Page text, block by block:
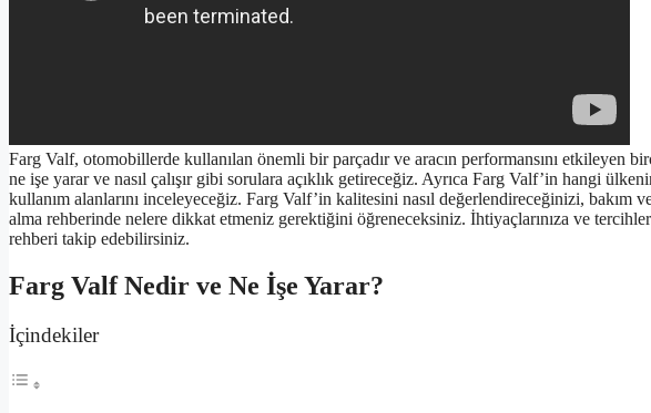
Farg Valf, otomobillerde kullanılan önemli bir parçadır ve aracın performansını etkileyen
ne işe yarar ve nasıl çalışır gibi sorulara açıklık getireceğiz. Ayrıca Farg Valf’in hangi
kullanım alanlarını inceleyeceğiz. Farg Valf’in kalitesini nasıl değerlendireceğinizi, bakım
alma rehberinde nelere dikkat etmeniz gerektiğini öğreneceksiniz. İhtiyaçlarınıza ve
rehberi takip edebilirsiniz.
Farg Valf Nedir ve Ne İşe Yarar?
İçindekiler